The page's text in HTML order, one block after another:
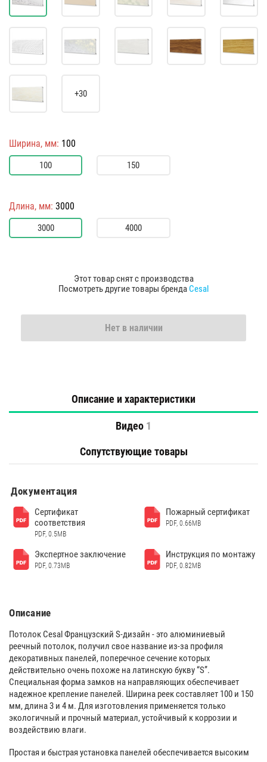
+30
Ширина, мм: 100
100 150
Длина, мм: 3000
3000 4000
Этот товар снят с производства
Посмотреть другие товары брендаCesal
Нет в наличии
Описание и характеристики
Видео 1
Сопутствующие товары
Документация
Сертификат
соответствия
PDF, 0.5MB
Пожарный сертификат
PDF, 0.66MB
Экспертное заключение
PDF, 0.73MB
Инструкция по монтажу
PDF, 0.82MB
Описание
Потолок Cesal Французский S-дизайн - это алюминиевый
реечный потолок, получил свое название из-за профиля
декоративных панелей, поперечное сечение которых
действительно очень похоже на латинскую букву “S”.
Специальная форма замков на направляющих обеспечивает
надежное крепление панелей. Ширина реек составляет 100 и 150
мм, длина 3 и 4 м. Для изготовления применяется только
экологичный и прочный материал, устойчивый к коррозии и
воздействию влаги.
Простая и быстрая установка панелей обеспечивается высоким